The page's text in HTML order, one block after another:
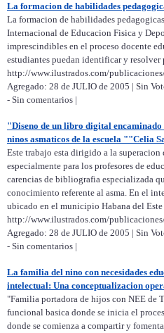
La formacion de habilidades
La formacion de habilidades
Internacional de Educacion Fisica y
imprescindibles en el proceso docente
estudiantes puedan identificar y resolver
http://www.ilustrados.com/
Agregado: 28 de JULIO de 2005 | Sin
- Sin comentarios |
"Diseno de un libro digital encaminado
ninos asmaticos de la escuela ""Celia
Este trabajo esta dirigido a la
especialmente para los profesores de
carencias de bibliografia especializada
conocimiento referente al asma. En el
ubicado en el municipio Habana del
http://www.ilustrados.com/
Agregado: 28 de JULIO de 2005 | Sin
- Sin comentarios |
La familia del nino con necesidades
intelectual: Una conceptualizacion
"Familia portadora de hijos con NEE de
funcional basica donde se inicia el
donde se comienza a compartir y